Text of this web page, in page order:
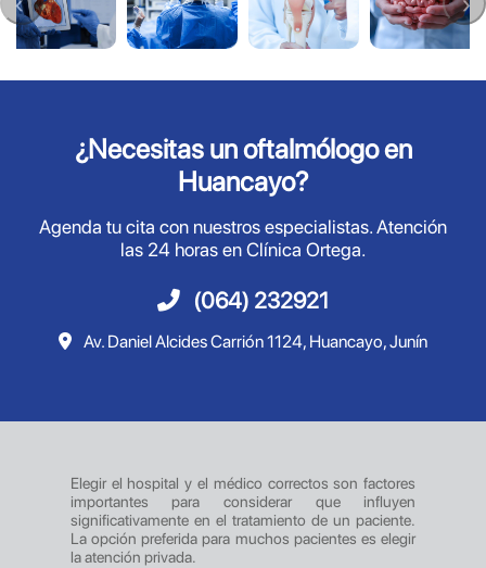
¿Necesitas un oftalmólogo en
Huancayo?
Agenda tu cita con nuestros especialistas. Atención
las 24 horas en Clínica Ortega.
(064) 232921
Av. Daniel Alcides Carrión 1124, Huancayo, Junín
Elegir el hospital y el médico correctos son factores
importantes para considerar que influyen
significativamente en el tratamiento de un paciente.
La opción preferida para muchos pacientes es elegir
la atención privada.